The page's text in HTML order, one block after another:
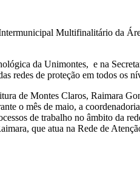
Multifinalitário da
da Unimontes, e na
redes de proteção em todos os
de Montes Claros, Raimara
o mês de maio, a
de trabalho no âmbito da
que atua na Rede de